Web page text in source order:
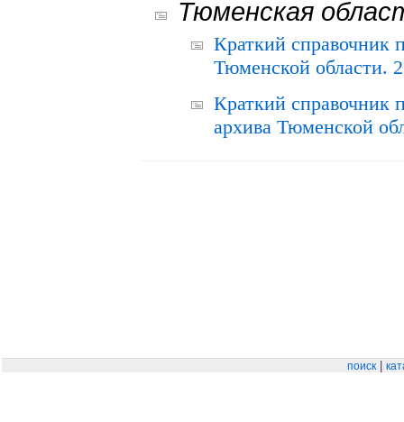
Тюменская
Краткий справочник
Тюменской области.
Краткий справочник
архива Тюменской
поиск